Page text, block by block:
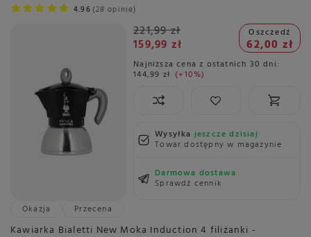
4.96 28 opinie
221,99 zł
159,99 zł
Oszczedź
62,00 zł
Najniższa cena z ostatnich 30 dni:
144,99 zł +10%
Wysyłkajeszcze dzisiaj
Towar dostępny w magazynie
Darmowa dostawa
Sprawdź cennik
Okazja
Przecena
Kawiarka Bialetti New Moka Induction 4 filiżanki -